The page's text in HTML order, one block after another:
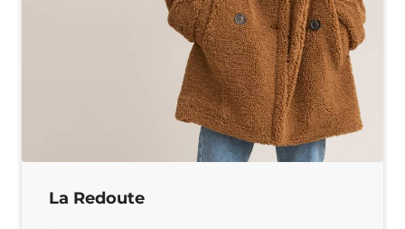
La Redoute